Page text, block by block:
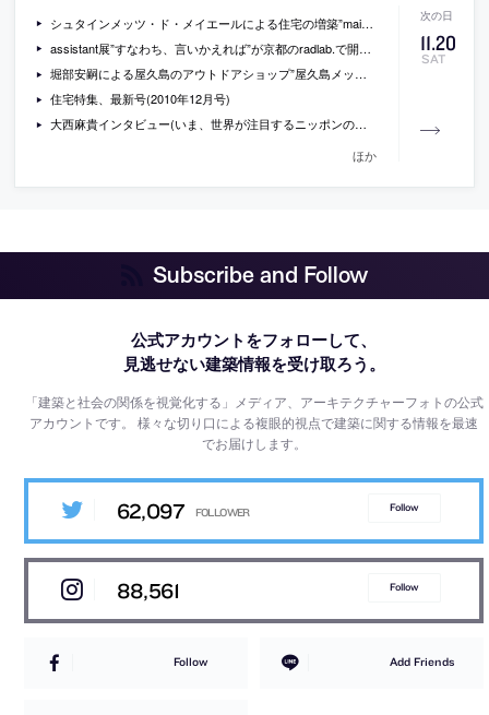
11.20
SAT
シュタインメッツ・ド・メイエールによる住宅の増築”maison prijot”
assistant展”すなわち、言いかえれば”が京都のradlab.で開催[2010/12/10-1/16]
堀部安嗣による屋久島のアウトドアショップ”屋久島メッセンジャー”
住宅特集、最新号(2010年12月号)
大西麻貴インタビュー(いま、世界が注目するニッポンの女性建築家たち)
ほか
Subscribe and Follow
公式アカウントをフォローして、
見逃せない建築情報を受け取ろう。
「建築と社会の関係を視覚化する」メディア、アーキテクチャーフォトの公式
アカウントです。様々な切り口による複眼的視点で建築に関する情報を最速
でお届けします。
62,097 Follow
88,561 Follow
Follow Add Friends